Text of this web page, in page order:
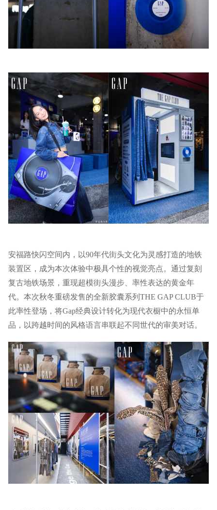
安福路快闪空间内，以90年代街头文化为灵感打造的地铁
装置区，成为本次体验中极具个性的视觉亮点。通过复刻
复古地铁场景，重现超模街头漫步、率性表达的黄金年
代。本次秋冬重磅发售的全新胶囊系列THE GAP CLUB于
此率性登场，将Gap经典设计转化为现代衣橱中的永恒单
品，以跨越时间的风格语言串联起不同世代的审美对话。